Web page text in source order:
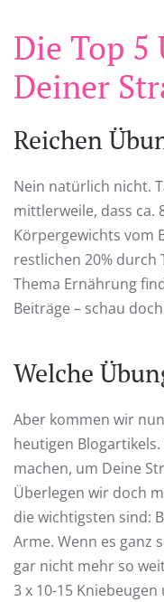
Die Top 5
Deiner
Reichen
Nein natürlich nicht.
mittlerweile, dass ca.
Körpergewichts vom
restlichen 20% durch
Thema Ernährung
Beiträge – schau
Welche
Aber kommen wir
heutigen
machen, um Deine
Überlegen wir doch
die wichtigsten sind:
Arme. Wenn es ganz
gar nicht mehr so
3 x 10-15